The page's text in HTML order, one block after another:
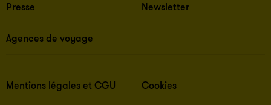
Presse Newsletter
Agences de voyage
Mentions légales et CGU Cookies